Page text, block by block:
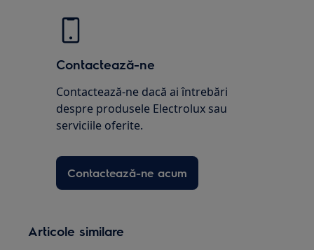
Contactează-ne
Contactează-ne dacă ai întrebări
despre produsele Electrolux sau
serviciile oferite.
Contactează-ne acum
Articole similare